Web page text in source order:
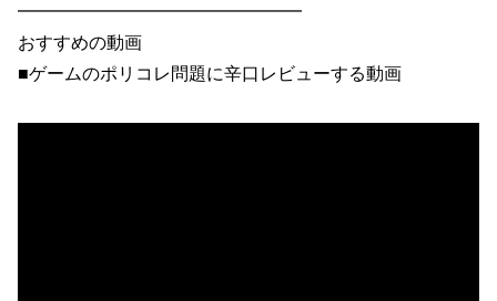
━━━━━━━━━━━━━━━━
おすすめの動画
■ゲームのポリコレ問題に辛口レビューする動画